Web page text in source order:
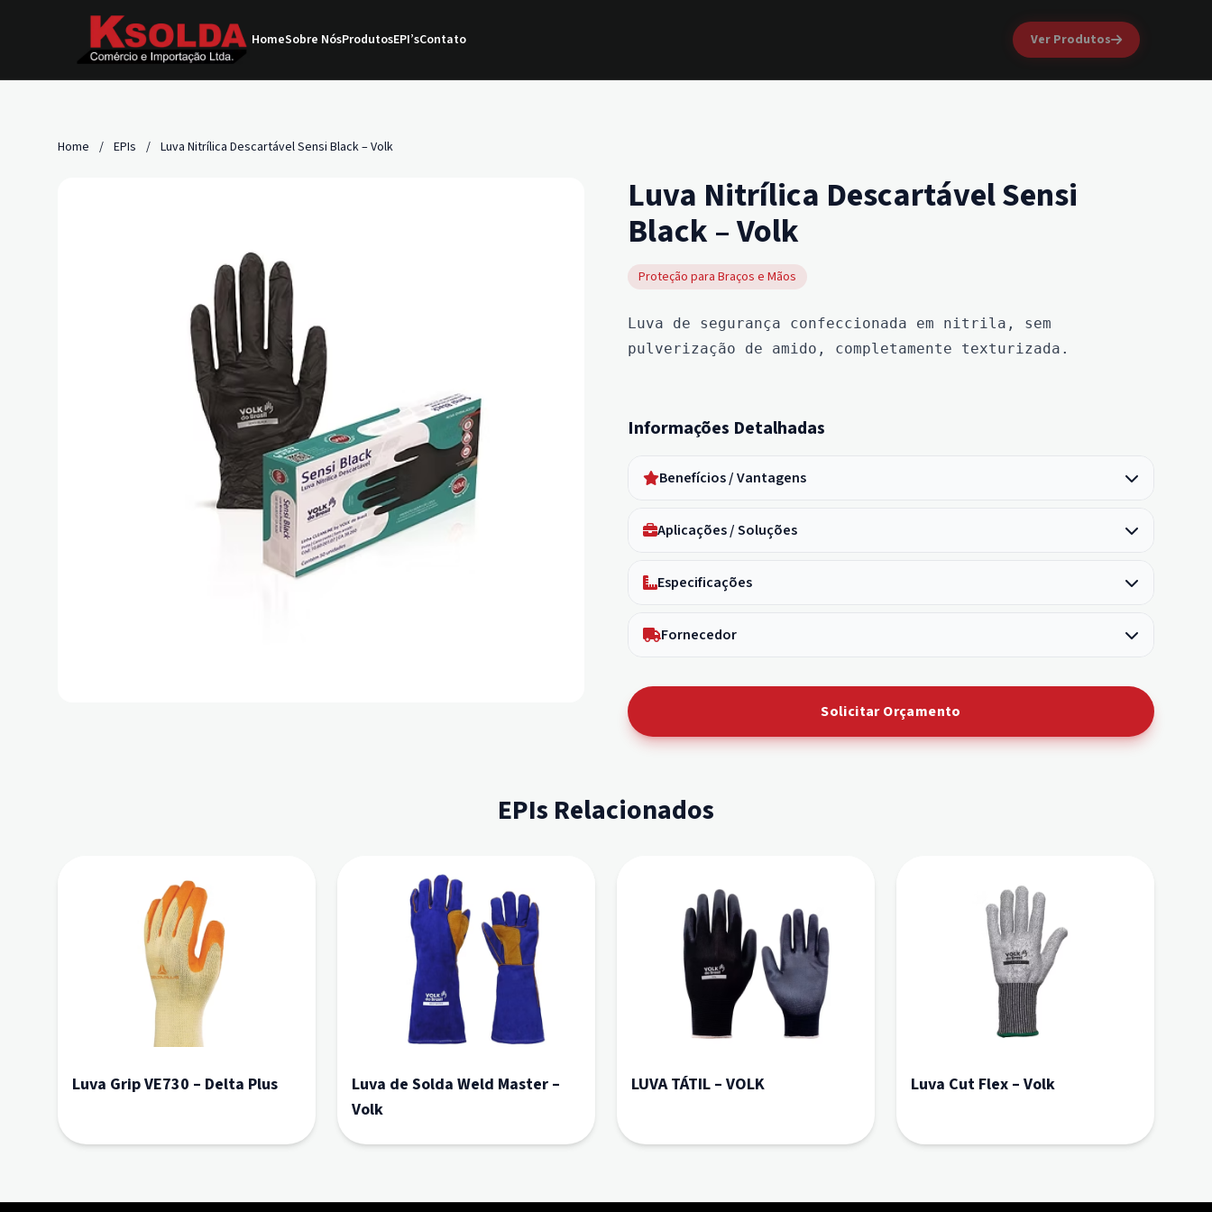
HomeSobre NósProdutosEPI’sContato Ver Produtos
Home / EPIs / Luva Nitrílica Descartável Sensi Black – Volk
Luva Nitrílica Descartável Sensi
Black – Volk
Proteção para Braços e Mãos
Luva de segurança confeccionada em nitrila, sem
pulverização de amido, completamente texturizada.
Informações Detalhadas
Benefícios / Vantagens
Aplicações / Soluções
Especificações
Fornecedor
Solicitar Orçamento
EPIs Relacionados
Luva Grip VE730 – Delta Plus
Luva de Solda Weld Master –
Volk
LUVA TÁTIL – VOLK Luva Cut Flex – Volk